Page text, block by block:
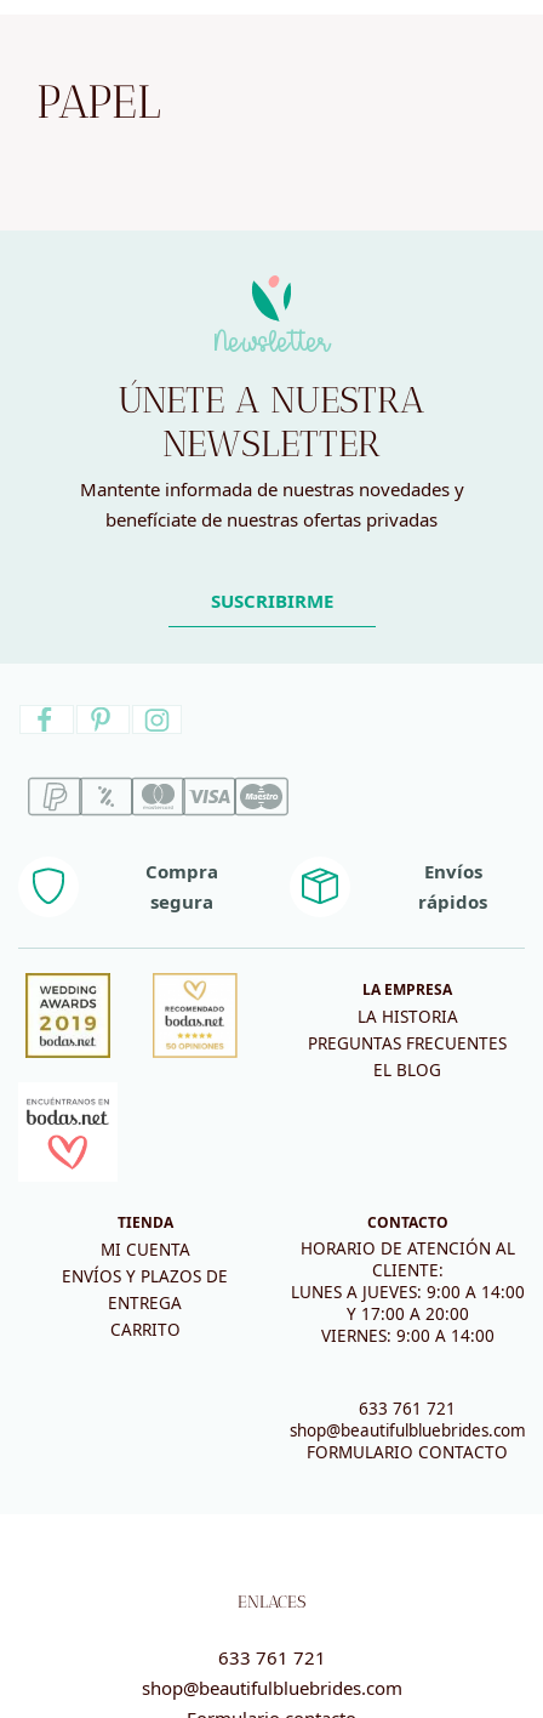
PAPEL
Newsletter
ÚNETE A NUESTRA
NEWSLETTER
Mantente informada de nuestras novedades y
benefíciate de nuestras ofertas privadas
SUSCRIBIRME
Compra
segura
Envíos
rápidos
LA EMPRESA
LA HISTORIA
PREGUNTAS FRECUENTES
EL BLOG
TIENDA
MI CUENTA
ENVÍOS Y PLAZOS DE
ENTREGA
CARRITO
CONTACTO
HORARIO DE ATENCIÓN AL
CLIENTE:
LUNES A JUEVES: 9:00 A 14:00
Y 17:00 A 20:00
VIERNES: 9:00 A 14:00
633 761 721
shop@beautifulbluebrides.com
FORMULARIO CONTACTO
ENLACES
633 761 721
shop@beautifulbluebrides.com